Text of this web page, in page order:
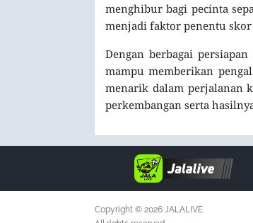
menghibur bagi pecinta
menjadi faktor penentu
Dengan berbagai
mampu memberikan
menarik dalam perjalanan
perkembangan serta
Copyright © 2026 JALALIVE